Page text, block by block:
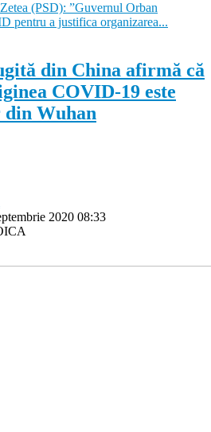
(PSD): ”Guvernul Orban
pentru a justifica organizarea...
din China afirmă că
COVID-19 este
Wuhan
2020 08:33